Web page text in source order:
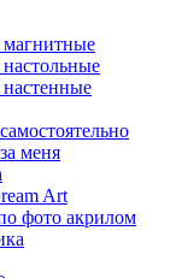
меня
Art
фото акрилом